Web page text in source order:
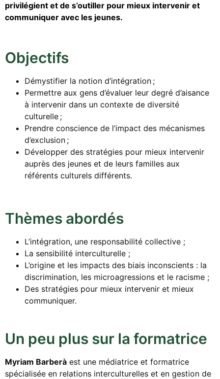
privilégient et de s’outiller pour mieux intervenir et
communiquer avec les jeunes.
Objectifs
Démystifier la notion d’intégration ;
Permettre aux gens d’évaluer leur degré d’aisance
à intervenir dans un contexte de diversité
culturelle ;
Prendre conscience de l’impact des mécanismes
d’exclusion ;
Développer des stratégies pour mieux intervenir
auprès des jeunes et de leurs familles aux
référents culturels différents.
Thèmes abordés
L’intégration, une responsabilité collective ;
La sensibilité interculturelle ;
L’origine et les impacts des biais inconscients : la
discrimination, les microagressions et le racisme ;
Des stratégies pour mieux intervenir et mieux
communiquer.
Un peu plus sur la formatrice
Myriam Barberà est une médiatrice et formatrice
spécialisée en relations interculturelles et en gestion de